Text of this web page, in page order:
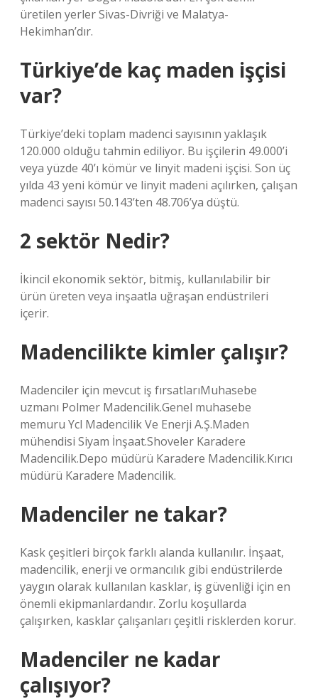
üretilen yerler Sivas-Divriği ve Malatya-
Hekimhan’dır.
Türkiye’de kaç maden işçisi
var?
Türkiye’deki toplam madenci sayısının yaklaşık
120.000 olduğu tahmin ediliyor. Bu işçilerin 49.000’i
veya yüzde 40’ı kömür ve linyit madeni işçisi. Son üç
yılda 43 yeni kömür ve linyit madeni açılırken, çalışan
madenci sayısı 50.143’ten 48.706’ya düştü.
2 sektör Nedir?
İkincil ekonomik sektör, bitmiş, kullanılabilir bir
ürün üreten veya inşaatla uğraşan endüstrileri
içerir.
Madencilikte kimler çalışır?
Madenciler için mevcut iş fırsatlarıMuhasebe
uzmanı Polmer Madencilik.Genel muhasebe
memuru Ycl Madencilik Ve Enerji A.Ş.Maden
mühendisi Siyam İnşaat.Shoveler Karadere
Madencilik.Depo müdürü Karadere Madencilik.Kırıcı
müdürü Karadere Madencilik.
Madenciler ne takar?
Kask çeşitleri birçok farklı alanda kullanılır. İnşaat,
madencilik, enerji ve ormancılık gibi endüstrilerde
yaygın olarak kullanılan kasklar, iş güvenliği için en
önemli ekipmanlardandır. Zorlu koşullarda
çalışırken, kasklar çalışanları çeşitli risklerden korur.
Madenciler ne kadar
çalışıyor?